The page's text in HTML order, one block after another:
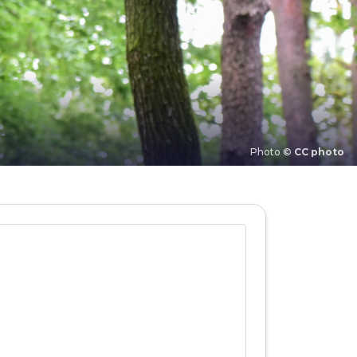
Photo © CC photo